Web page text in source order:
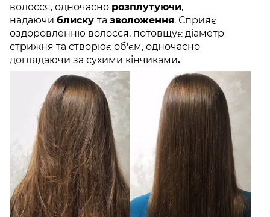
волосся, одночасно розплутуючи,
надаючи блиску та зволоження. Сприяє
оздоровленню волосся, потовщує діаметр
стрижня та створює об'єм, одночасно
доглядаючи за сухими кінчиками.